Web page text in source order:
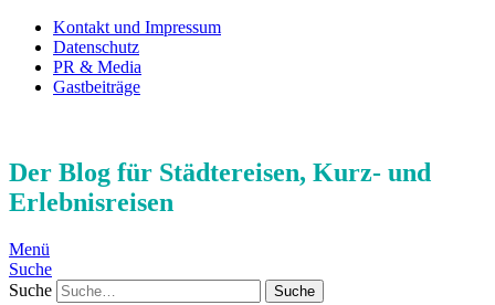
Kontakt und Impressum
Datenschutz
PR & Media
Gastbeiträge
Der Blog für Städtereisen, Kurz- und
Erlebnisreisen
Menü
Suche
Suche